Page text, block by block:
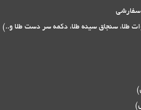
سفارشی
طلا، سنجاق سینه طلا، دکمه سر دست طلا و..)